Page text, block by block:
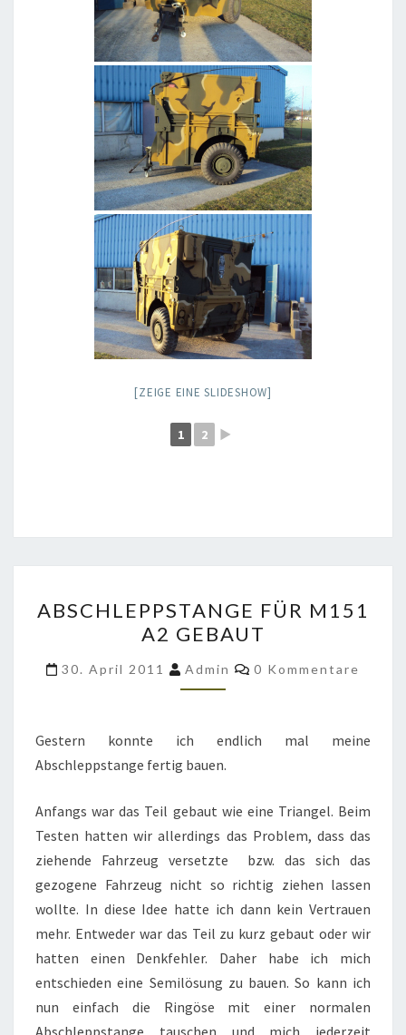
[ZEIGE EINE SLIDESHOW]
1 2 ►
FÜR
M151
A2
GEBAUT
ABSCHLEPPSTANGE FÜR M151
A2 GEBAUT
30. April 2011 Admin Kommentare
0 Kommentare
Gestern konnte ich endlich mal meine
Abschleppstange fertig bauen.
Anfangs war das Teil gebaut wie eine Triangel. Beim
Testen hatten wir allerdings das Problem, dass das
ziehende Fahrzeug versetzte bzw. das sich das
gezogene Fahrzeug nicht so richtig ziehen lassen
wollte. In diese Idee hatte ich dann kein Vertrauen
mehr. Entweder war das Teil zu kurz gebaut oder wir
hatten einen Denkfehler. Daher habe ich mich
entschieden eine Semilösung zu bauen. So kann ich
nun einfach die Ringöse mit einer normalen
Abschleppstange tauschen und mich jederzeit